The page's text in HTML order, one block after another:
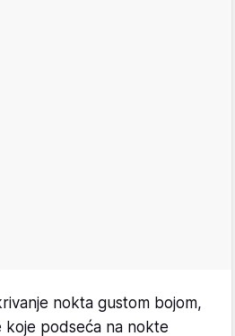
nokta gustom bojom,
koje podseća na nokte